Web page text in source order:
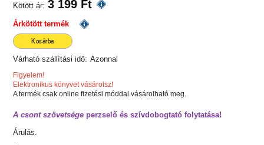
Kötött ár: 3 199 Ft
Árkötött termék
Kosárba
Várható szállítási idő: Azonnal
Figyelem!
Elektronikus könyvet vásárolsz!
A termék csak online fizetési móddal vásárolható meg.
A csont szövetsége perzselő és szívdobogtató folytatása!
Árulás.